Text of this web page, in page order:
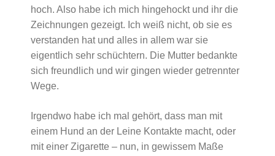
hoch. Also habe ich mich hingehockt und ihr die
Zeichnungen gezeigt. Ich weiß nicht, ob sie es
verstanden hat und alles in allem war sie
eigentlich sehr schüchtern. Die Mutter bedankte
sich freundlich und wir gingen wieder getrennter
Wege.
Irgendwo habe ich mal gehört, dass man mit
einem Hund an der Leine Kontakte macht, oder
mit einer Zigarette – nun, in gewissem Maße